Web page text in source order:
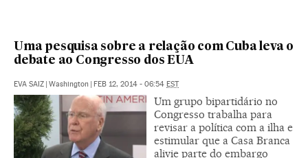
Uma pesquisa sobre a relação com Cuba leva o
debate ao Congresso dos EUA
EVA SAIZ | Washington | FEB 12, 2014 - 06:54 EST
Um grupo bipartidário no
Congresso trabalha para
revisar a política com a ilha e
estimular que a Casa Branca
alivie parte do embargo